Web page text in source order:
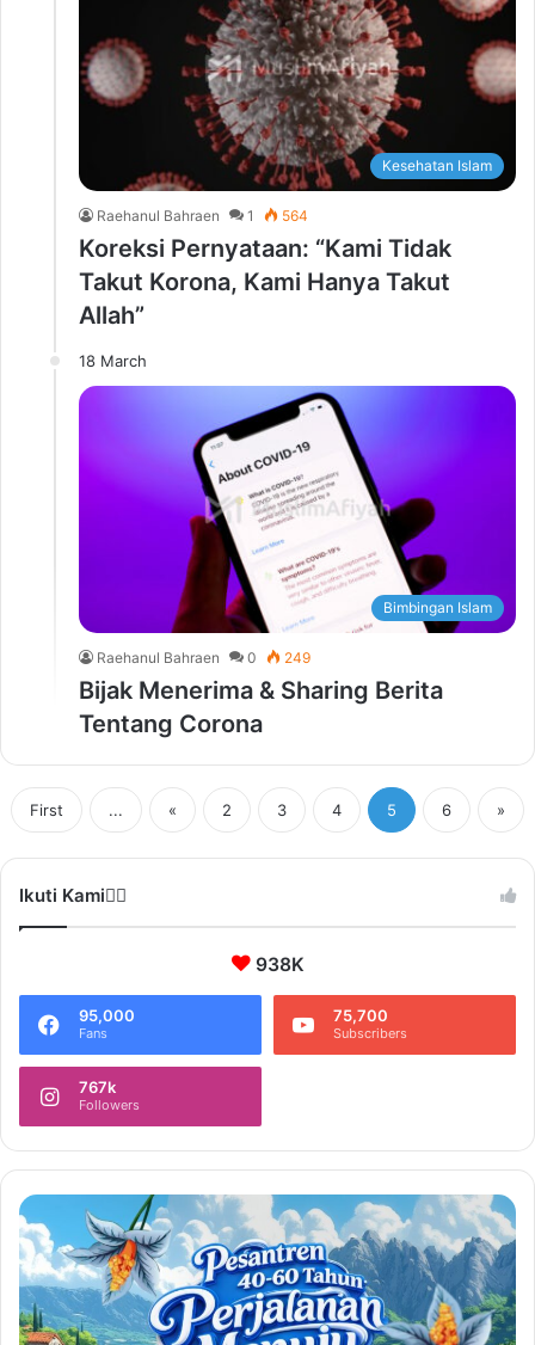
Kesehatan Islam
Raehanul Bahraen 1 564
Koreksi Pernyataan: “Kami Tidak
Takut Korona, Kami Hanya Takut
Allah”
18 March
Bimbingan Islam
Raehanul Bahraen 0 249
Bijak Menerima & Sharing Berita
Tentang Corona
First ... « 2 3 4 5 6 »
Ikuti Kami❤️‍🔥
938K
95,000
Fans
75,700
Subscribers
767k
Followers